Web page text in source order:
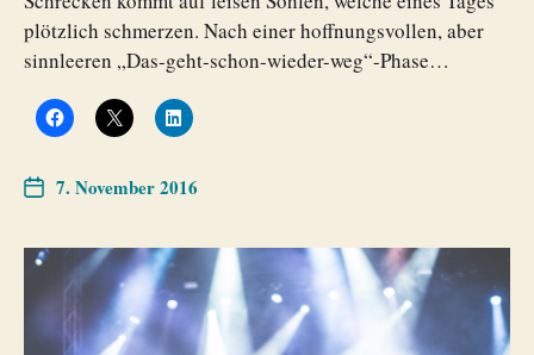
plötzlich schmerzen. Nach einer hoffnungsvollen, aber
sinnleeren „Das-geht-schon-wieder-weg“-Phase…
7. November 2016